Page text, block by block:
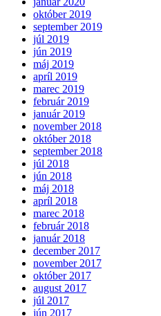
október 2019
september 2019
júl 2019
jún 2019
máj 2019
apríl 2019
marec 2019
február 2019
január 2019
november 2018
október 2018
september 2018
júl 2018
jún 2018
máj 2018
apríl 2018
marec 2018
február 2018
január 2018
december 2017
november 2017
október 2017
august 2017
júl 2017
jún 2017